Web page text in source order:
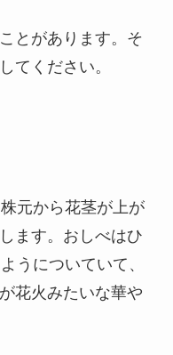
とがあります。そ
てください。
元から花茎が上が
ます。おしべはひ
うについていて、
花火みたいな華や